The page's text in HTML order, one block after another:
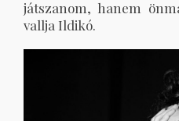
játszanom, hanem
vallja Ildikó.